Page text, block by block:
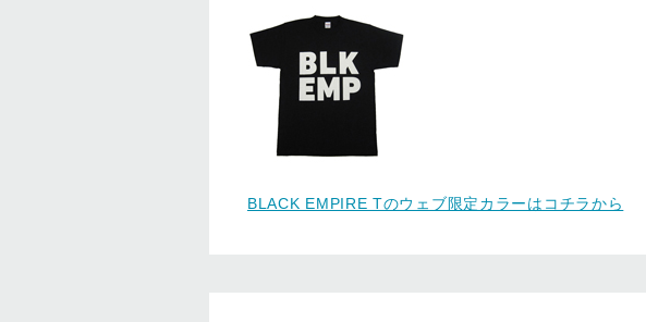
BLACK EMPIRE Tのウェブ限定カラーはコチラから